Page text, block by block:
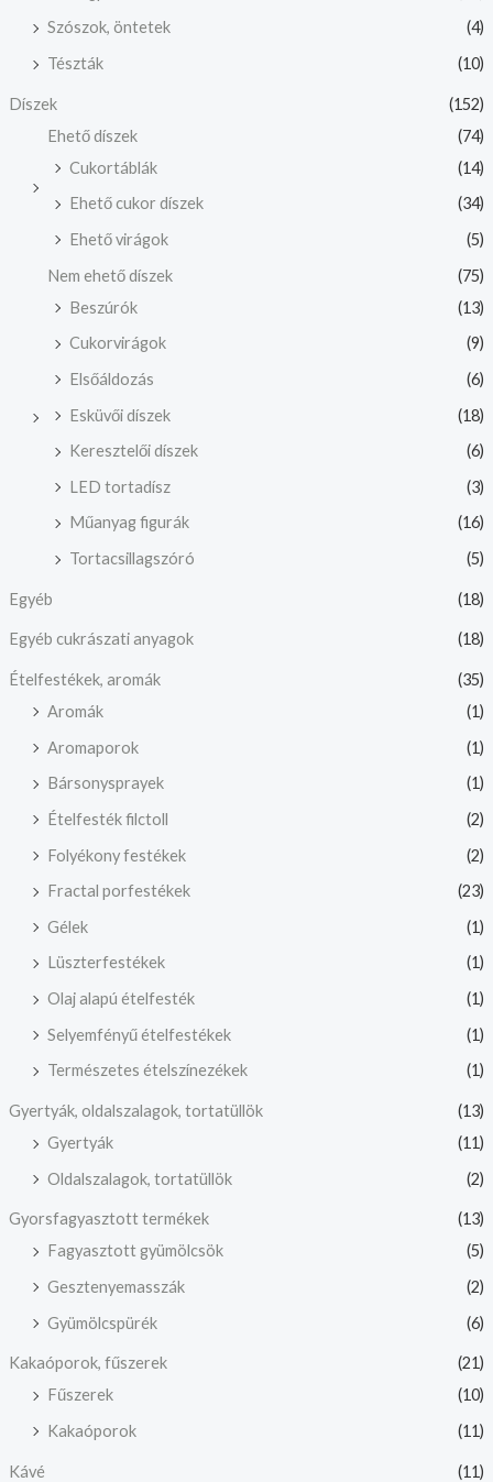
Szószok, öntetek
(4)
Tészták
(10)
Díszek
(152)
Ehető díszek
(74)
Cukortáblák
(14)
Ehető cukor díszek
(34)
Ehető virágok
(5)
Nem ehető díszek
(75)
Beszúrók
(13)
Cukorvirágok
(9)
Elsőáldozás
(6)
Esküvői díszek
(18)
Keresztelői díszek
(6)
LED tortadísz
(3)
Műanyag figurák
(16)
Tortacsillagszóró
(5)
Egyéb (18)
Egyéb cukrászati anyagok (18)
Ételfestékek, aromák
(35)
Aromák
(1)
Aromaporok
(1)
Bársonysprayek
(1)
Ételfesték filctoll
(2)
Folyékony festékek
(2)
Fractal porfestékek
(23)
Gélek
(1)
Lüszterfestékek
(1)
Olaj alapú ételfesték
(1)
Selyemfényű ételfestékek
(1)
Természetes ételszínezékek
(1)
Gyertyák, oldalszalagok, tortatüllök
(13)
Gyertyák
(11)
Oldalszalagok, tortatüllök
(2)
Gyorsfagyasztott termékek
(13)
Fagyasztott gyümölcsök
(5)
Gesztenyemasszák
(2)
Gyümölcspürék
(6)
Kakaóporok, fűszerek
(21)
Fűszerek
(10)
Kakaóporok
(11)
Kávé (11)